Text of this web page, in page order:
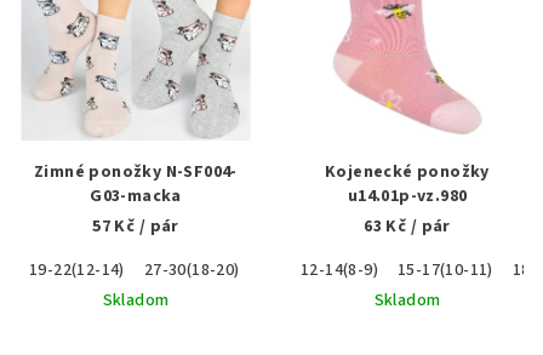
Zimné ponožky N-SF004-
G03-macka
57 Kč / pár
19-22(12-14)
27-30(18-20)
Skladom
Kojenecké ponožky
u14.01p-vz.980
63 Kč / pár
12-14(8-9)
15-17(10-11)
18-
Skladom